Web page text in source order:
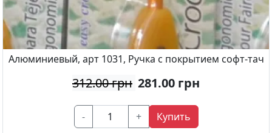
Алюминиевый, арт 1031, Ручка с покрытием софт-тач
312.00 грн 281.00 грн
- +
Купить